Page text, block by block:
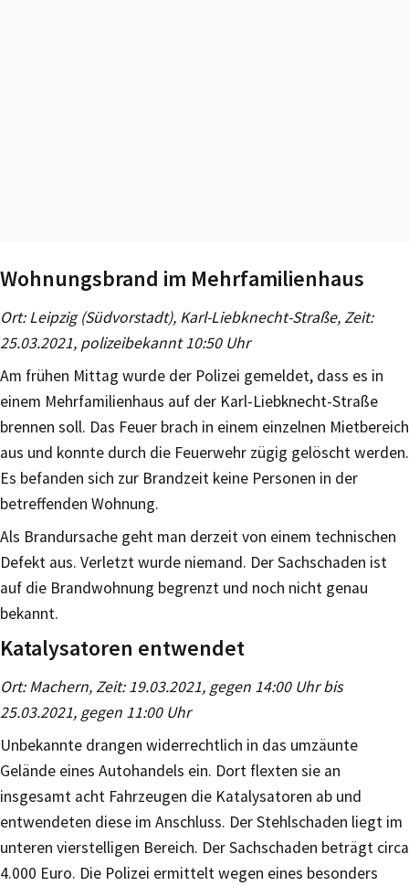
Wohnungsbrand im Mehrfamilienhaus
Ort: Leipzig (Südvorstadt), Karl-Liebknecht-Straße, Zeit:
25.03.2021, polizeibekannt 10:50 Uhr
Am frühen Mittag wurde der Polizei gemeldet, dass es in
einem Mehrfamilienhaus auf der Karl-Liebknecht-Straße
brennen soll. Das Feuer brach in einem einzelnen Mietbereich
aus und konnte durch die Feuerwehr zügig gelöscht werden.
Es befanden sich zur Brandzeit keine Personen in der
betreffenden Wohnung.
Als Brandursache geht man derzeit von einem technischen
Defekt aus. Verletzt wurde niemand. Der Sachschaden ist
auf die Brandwohnung begrenzt und noch nicht genau
bekannt.
Katalysatoren entwendet
Ort: Machern, Zeit: 19.03.2021, gegen 14:00 Uhr bis
25.03.2021, gegen 11:00 Uhr
Unbekannte drangen widerrechtlich in das umzäunte
Gelände eines Autohandels ein. Dort flexten sie an
insgesamt acht Fahrzeugen die Katalysatoren ab und
entwendeten diese im Anschluss. Der Stehlschaden liegt im
unteren vierstelligen Bereich. Der Sachschaden beträgt circa
4.000 Euro. Die Polizei ermittelt wegen eines besonders